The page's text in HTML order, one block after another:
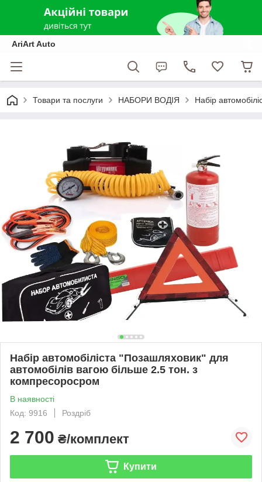
AriArt Auto
Товари та послуги НАБОРИ ВОДІЯ Набір
Набір автомобіліста "Позашляховик" для
автомобілів вагою більше 2.5 тон. з
компресоросром
В наявності
Код: 9916
Роздріб
2 700 ₴/комплект
Купити